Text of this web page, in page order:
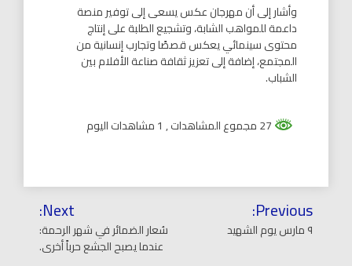
وأشار إلى أن مهرجان عكس يسعى إلى توفير منصة
داعمة للمواهب الشابة، وتشجيع الطلبة على إنتاج
محتوى سينمائي يعكس قصصًا وتجارب إنسانية من
المجتمع، إضافة إلى تعزيز ثقافة صناعة الأفلام بين
الشباب.
, 1 مشاهدات اليوم
تصفّح
المقالات
Previous:
٩ مارس يوم الشهيد
Next:
سُعار الضمائر في شهر الرحمة:
عندما يصبح الجشع حرباً أخرى.